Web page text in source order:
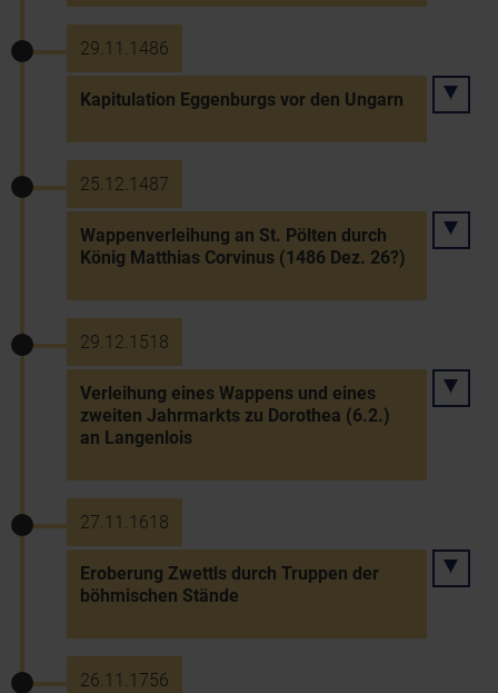
29.11.1486
Kapitulation Eggenburgs vor den Ungarn
25.12.1487
Wappenverleihung an St. Pölten durch
König Matthias Corvinus (1486 Dez. 26?)
29.12.1518
Verleihung eines Wappens und eines
zweiten Jahrmarkts zu Dorothea (6.2.)
an Langenlois
27.11.1618
Eroberung Zwettls durch Truppen der
böhmischen Stände
26.11.1756